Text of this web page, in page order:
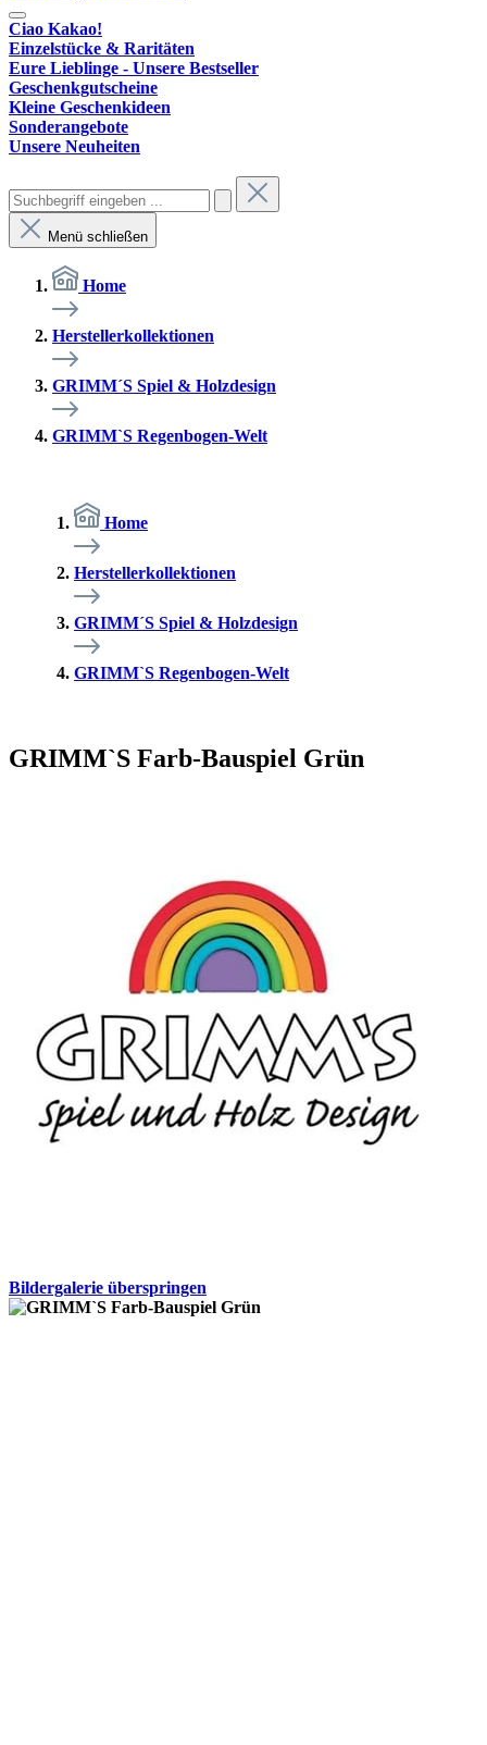
Ciao Kakao!
Einzelstücke & Raritäten
Eure Lieblinge - Unsere Bestseller
Geschenkgutscheine
Kleine Geschenkideen
Sonderangebote
Unsere Neuheiten
Menü schließen
Home
Herstellerkollektionen
GRIMM´S Spiel & Holzdesign
GRIMM`S Regenbogen-Welt
Home
Herstellerkollektionen
GRIMM´S Spiel & Holzdesign
GRIMM`S Regenbogen-Welt
GRIMM`S Farb-Bauspiel Grün
Bildergalerie überspringen